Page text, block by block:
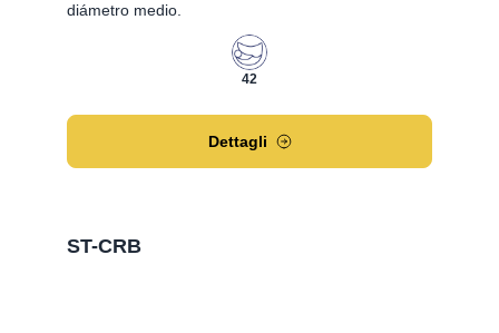
diámetro medio.
42
Dettagli
ST-CRB